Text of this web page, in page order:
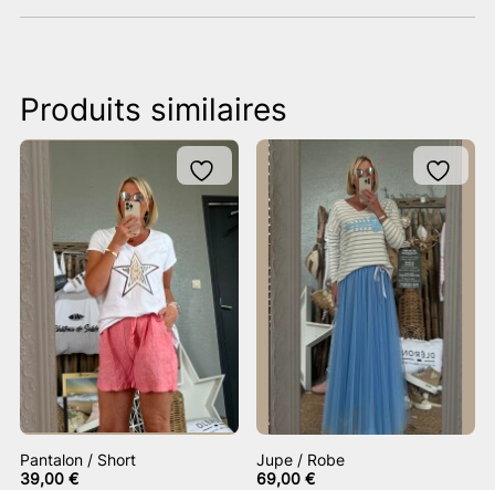
Produits similaires
Pantalon / Short
39,00 €
Jupe / Robe
69,00€